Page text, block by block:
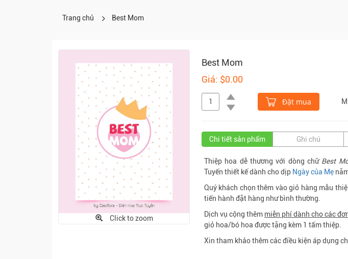
Trang chủ Best Mom
Click to zoom
Best Mom
Giá: $0.00
Đặt mua
Chi tiết sản phẩm Ghi chú
Thiệp hoa dễ thương với dòng chữ Best
Tuyến thiết kế dành cho dịp Ngày của Mẹ
Quý khách chọn thêm vào giỏ hàng mẫu
tiến hành đặt hàng như bình thường.
Dịch vụ cộng thêm miễn phí dành cho các
giỏ hoa/bó hoa được tặng kèm 1 tấm thiệp.
Xin tham khảo thêm các điều kiện áp dụng